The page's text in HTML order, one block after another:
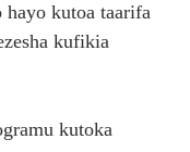
hayo kutoa taarifa
kufikia
kutoka